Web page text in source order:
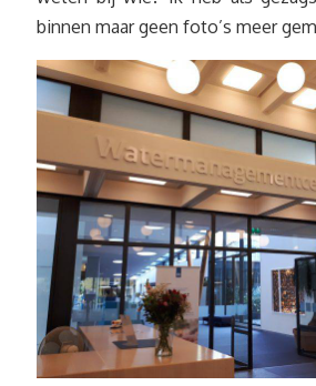
binnen maar geen foto’s meer